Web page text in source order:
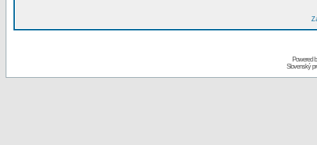
Powered
Slovenský